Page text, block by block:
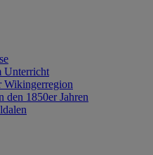
Unterricht
Wikingerregion
den 1850er Jahren